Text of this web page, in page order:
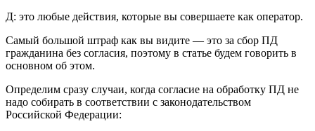
Д: это любые действия, которые вы совершаете как оператор.
Самый большой штраф как вы видите — это за сбор ПД
гражданина без согласия, поэтому в статье будем говорить в
основном об этом.
Определим сразу случаи, когда согласие на обработку ПД не
надо собирать в соответствии с законодательством
Российской Федерации: